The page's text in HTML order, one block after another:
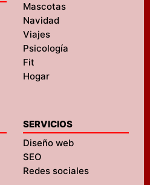
Mascotas
Navidad
Viajes
Psicología
Fit
Hogar
SERVICIOS
Diseño web
SEO
Redes sociales